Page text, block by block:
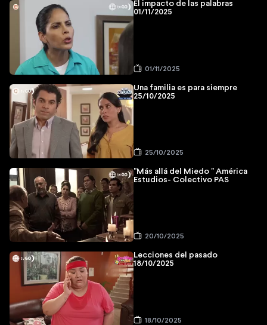
El impacto de las palabras
01/11/2025
01/11/2025
Una familia es para siempre
25/10/2025
25/10/2025
"Más allá del Miedo " América
Estudios- Colectivo PAS
20/10/2025
Lecciones del pasado
18/10/2025
18/10/2025